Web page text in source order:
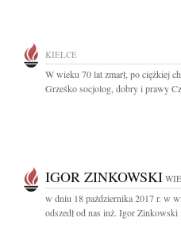
KIELCE
W wieku 70 lat zmarł, po ciężkiej
Grześko socjolog, dobry i prawy
IGOR ZINKOWSKI
w dniu 18 października 2017 r. w
odszedł od nas inż. Igor Zinkowski